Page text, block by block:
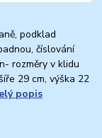
podklad
číslování
rozměry v klidu
29 cm, výška 22
popis